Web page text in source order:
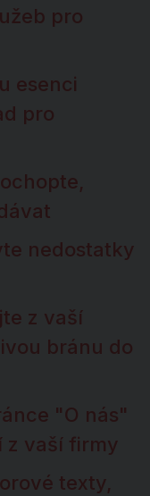
pro
esenci
pro
nedostatky
z vaší
bránu do
"O nás"
z vaší firmy
texty,